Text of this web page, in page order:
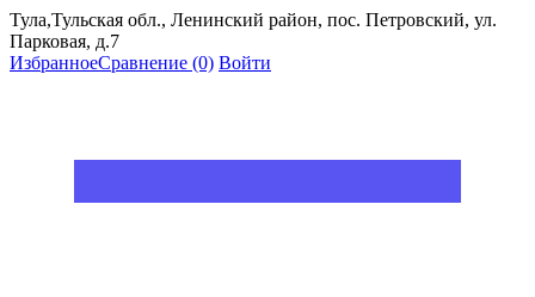
Тула,Тульская обл., Ленинский район, пос. Петровский, ул.
Парковая, д.7
ИзбранноеСравнение (0) Войти